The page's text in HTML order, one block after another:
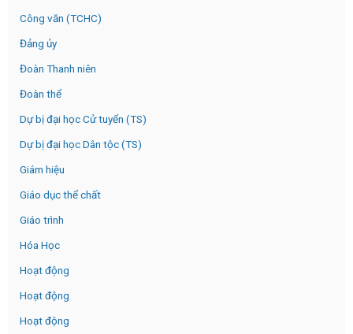
Công văn (TCHC)
Đảng ủy
Đoàn Thanh niên
Đoàn thể
Dự bị đại học Cử tuyển (TS)
Dự bị đại học Dân tộc (TS)
Giám hiệu
Giáo dục thể chất
Giáo trình
Hóa Học
Hoạt động
Hoạt động
Hoạt động